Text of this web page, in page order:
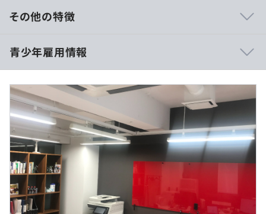
す。 平均年齢は33歳で、20歳～41歳の者が在籍してお
り、世間一般で言う『中堅社員』に偏った構成になってい
で上の世代は採用しなかった）プロフェッショナルとして
の専門性・プライドを重んじる傾向が強く、ゆるいとこは
緩いですが、チャラくはないです。
〇アジャイルチームによる顧客満足の提供を重視する技術
セクションです。
アジャイルソフトウェア開発宣言とその原則を価値観の軸
とし、全員がアジャイルチームのメンバーとして適切なス
キル・マインドを所持する事を育成方針としています。ア
ジャイル開発の新規導入に対しても、果敢にチャレンジ
し、お客様と共に価値向上を目指します。
■賃金の決定方法：当社規定により決定
■月給：23万円
■月給内訳
・基本給：198,900円
・固定残業代：20時間分、31,100円（超過分は別途支
給）
（※想定年収 は年収提示額を保証するものではありません）
その他の特徴
青少年雇用情報
過去３年間の新卒採用者数・離職者数
前年度 採用者数1人 離職者数0人
2年度前 採用者数2人 離職者数0人
3年度前 採用者数0人 離職者数0人
過去３年間の新卒採用者数の男女別人数
前年度 男性0人 女性1人
2年度前 男性1人 女性1人